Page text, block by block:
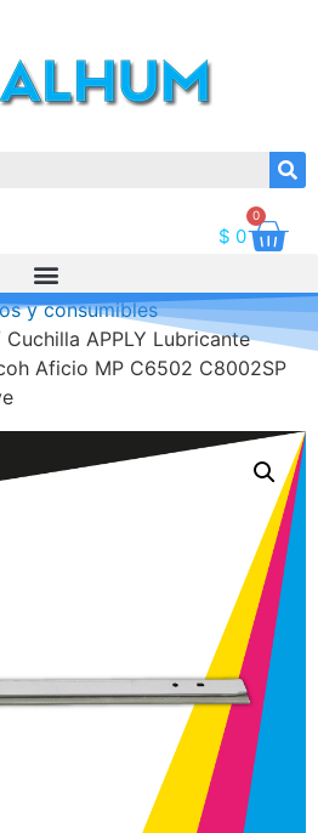
$ 0
0
y consumibles
Cuchilla APPLY Lubricante
Aficio MP C6502 C8002SP